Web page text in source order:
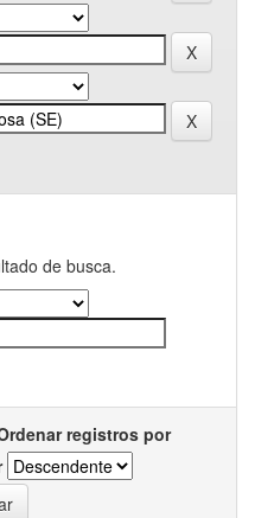
de busca.
registros por